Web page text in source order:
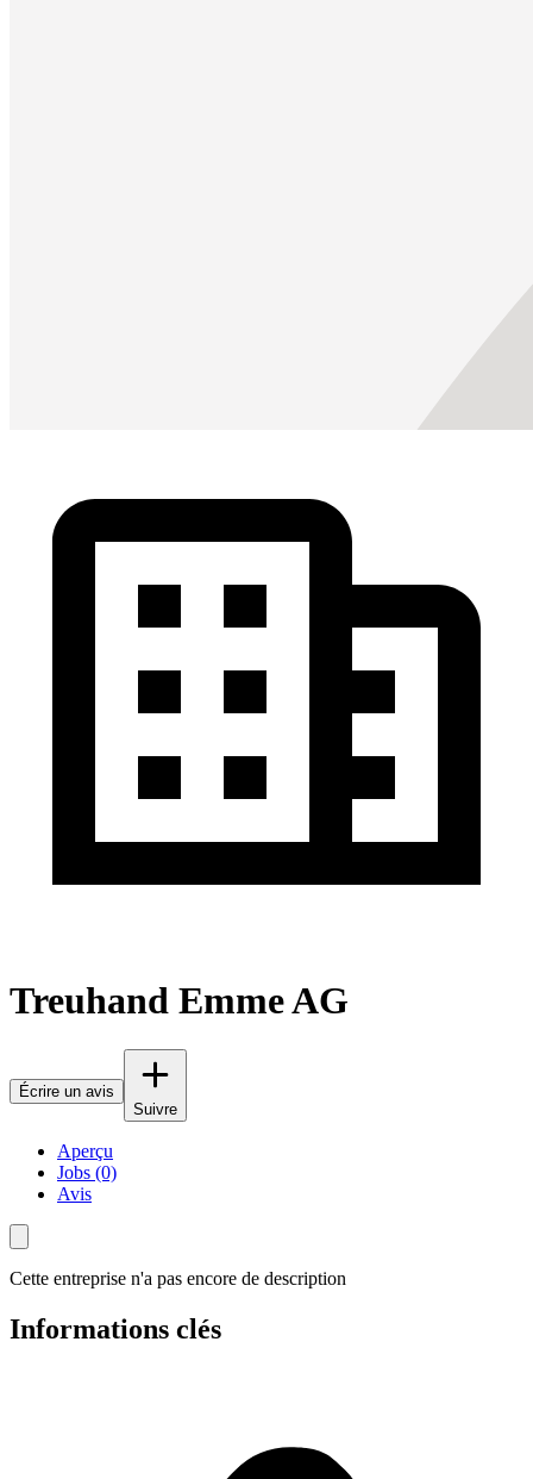
Treuhand Emme AG
Écrire un avis
Suivre
Aperçu
Jobs (0)
Avis
Cette entreprise n'a pas encore de description
Informations clés